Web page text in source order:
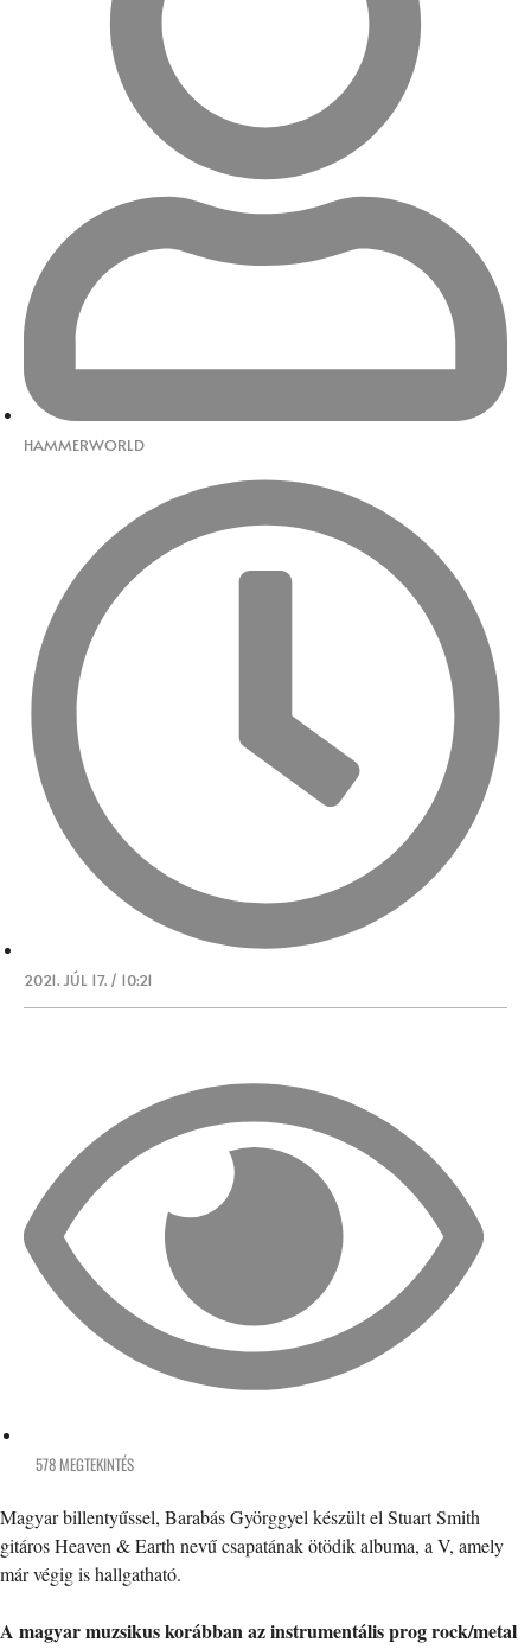
HAMMERWORLD
2021. JÚL 17. / 10:21
578 MEGTEKINTÉS
Magyar billentyűssel, Barabás Györggyel készült el Stuart Smith
gitáros Heaven & Earth nevű csapatának ötödik albuma, a V, amely
már végig is hallgatható.
A magyar muzsikus korábban az instrumentális prog rock/metal